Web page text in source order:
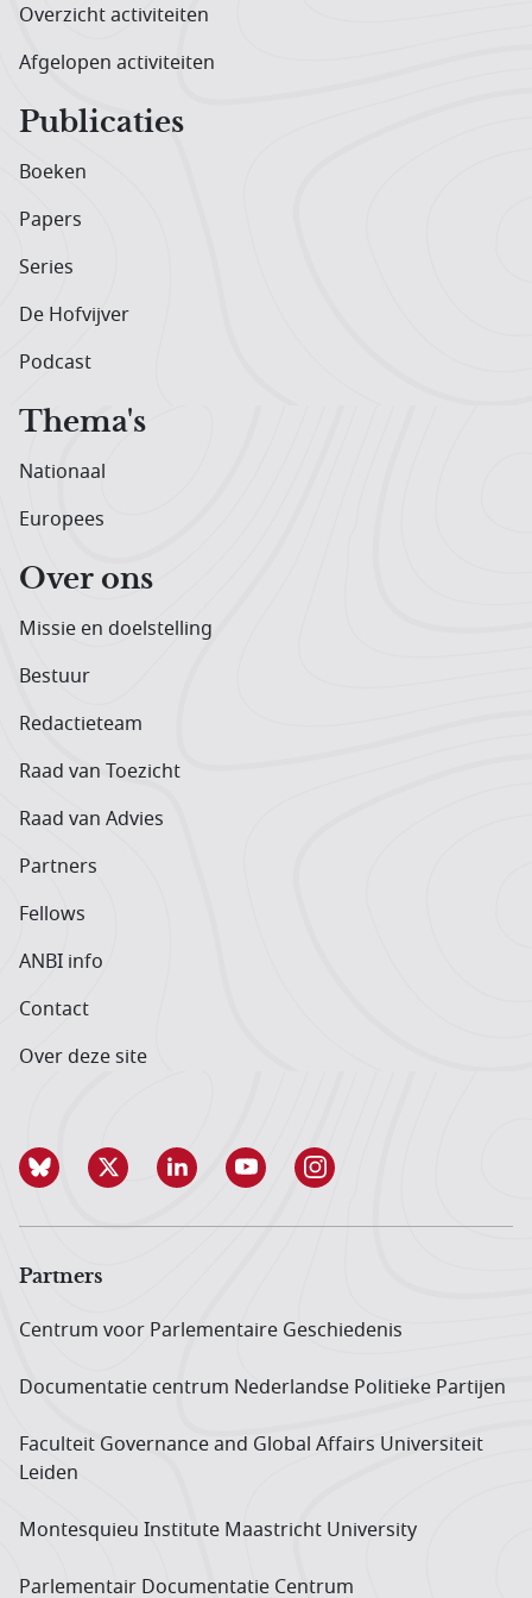
Overzicht activiteiten
Afgelopen activiteiten
Publicaties
Boeken
Papers
Series
De Hofvijver
Podcast
Thema's
Nationaal
Europees
Over ons
Missie en doelstelling
Bestuur
Redactieteam
Raad van Toezicht
Raad van Advies
Partners
Fellows
ANBI info
Contact
Over deze site
Partners
Centrum voor Parlementaire Geschiedenis
Documentatie centrum Neder­landse Politieke Partijen
Faculteit Governance and Global Affairs Universiteit
Leiden
Montesquieu Institute Maastricht University
Parlementair Documentatie Centrum